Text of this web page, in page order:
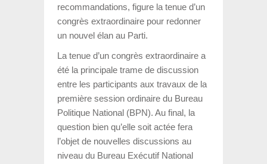
recommandations, figure la tenue d’un
congrès extraordinaire pour redonner
un nouvel élan au Parti.
La tenue d’un congrès extraordinaire a
été la principale trame de discussion
entre les participants aux travaux de la
première session ordinaire du Bureau
Politique National (BPN). Au final, la
question bien qu’elle soit actée fera
l’objet de nouvelles discussions au
niveau du Bureau Exécutif National